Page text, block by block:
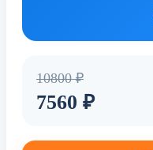
10800 ₽
7560 ₽